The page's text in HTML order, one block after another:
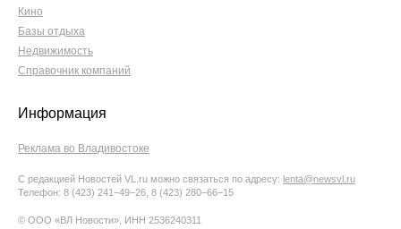
Кино
Базы отдыха
Недвижимость
Справочник компаний
Информация
Реклама во Владивостоке
С редакцией Новостей VL.ru можно связаться по адресу: lenta@newsvl.ru
Телефон: 8 (423) 241−49−26, 8 (423) 280−66−15
© ООО «ВЛ Новости», ИНН 2536240311